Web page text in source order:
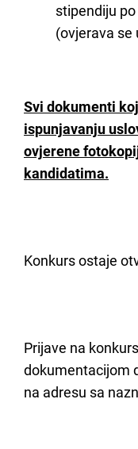
stipendiju
(ovjerava se
Svi dokumenti
ispunjavanju
ovjerene
kandidatima.
Konkurs ostaje
Prijave na
dokumentacijom
na adresu sa